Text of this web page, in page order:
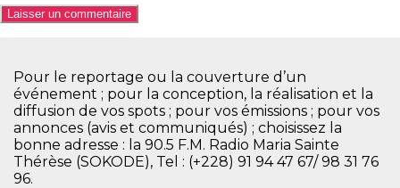
Pour le reportage ou la couverture d’un
événement ; pour la conception, la réalisation et la
diffusion de vos spots ; pour vos émissions ; pour vos
annonces (avis et communiqués) ; choisissez la
bonne adresse : la 90.5 F.M. Radio Maria Sainte
Thérèse (SOKODE), Tel : (+228) 91 94 47 67/ 98 31 76
96.